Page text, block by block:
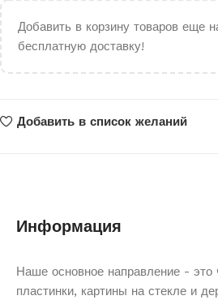
Добавить в корзину товаров еще
бесплатную доставку!
Добавить в список желаний
Информация
Наше основное направление - это
пластинки, картины на стекле и